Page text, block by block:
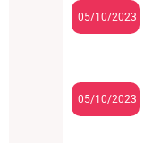
05/10/2023
05/10/2023